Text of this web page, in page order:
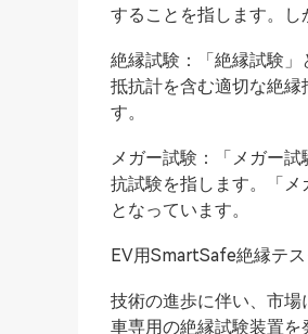
することを指します。し
絶縁試験：「絶縁試験
抵抗計を含む適切な絶
す。
メガー試験：「メガー
抗試験を指します。「
となっています。
EV用SmartSafe絶縁テ
技術の進歩に伴い、市
車専用の絶縁試験装置を